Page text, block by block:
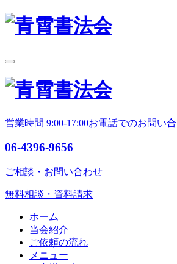
営業時間 9:00-17:00お電話でのお問い
06-4396-9656
ご相談・お問い合わせ
無料相談・資料請求
ホーム
当会紹介
ご依頼の流れ
メニュー